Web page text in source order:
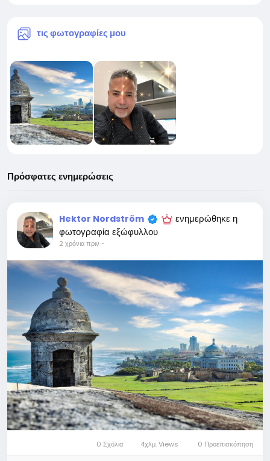
τις φωτογραφίες μου
Πρόσφατες ενημερώσεις
Hektor Nordström
ενημερώθηκε η
φωτογραφία εξώφυλλου
2 χρόνια πριν -
0 Σχόλια 4χλμ. Views 0 Προεπισκόπηση